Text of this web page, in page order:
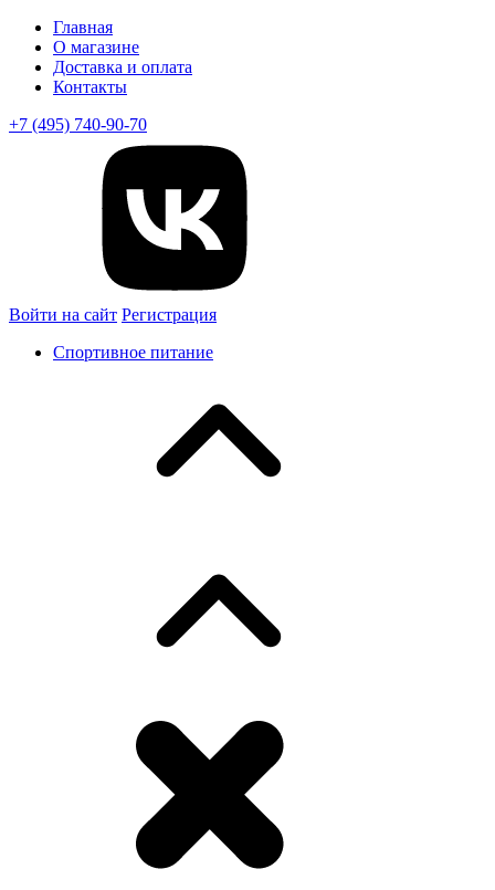
Главная
О магазине
Доставка и оплата
Контакты
+7 (495) 740-90-70
Войти на сайт Регистрация
Спортивное питание